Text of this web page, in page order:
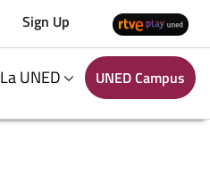
Sign Up
La UNED UNED Campus